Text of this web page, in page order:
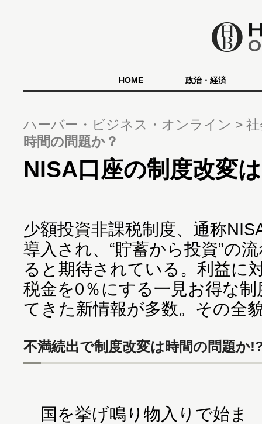
HOME 政治・経済
ハーバー・ビジネス・オンライン
時間の問題か？
NISA口座の制度改変
少額投資非課税制度、通称
導入され、“貯蓄から投資”の
ると期待されている。利益に
税金を0％にする一見お得な
てきた新情報が多数。その全
不満続出で制度改変は時間の問題か
国を挙げ鳴り物入りで始ま